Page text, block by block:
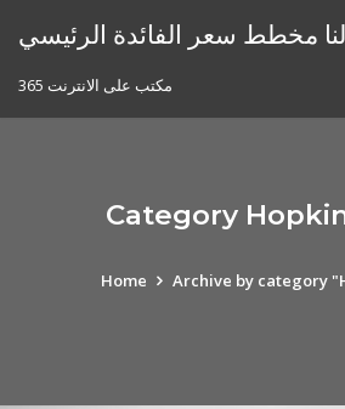
لنا مخطط سعر الفائدة الرئيسي
مكتب على الانترنت 365
Category
Home Archive by category